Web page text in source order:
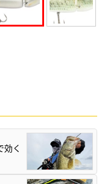
く